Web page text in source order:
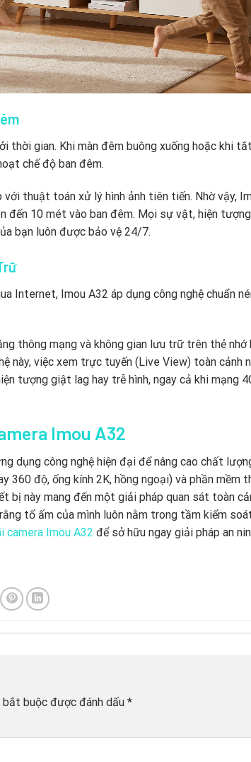
thời gian. Khi màn đêm buông xuống hoặc khi
chế độ ban đêm.
thuật toán xử lý hình ảnh tiên tiến. Nhờ vậy,
đến 10 mét vào ban đêm. Mọi sự vật, hiện
bạn luôn được bảo vệ 24/7.
Internet, Imou A32 áp dụng công nghệ chuẩn
thông mạng và không gian lưu trữ trên thẻ nhớ
này, việc xem trực tuyến (Live View) toàn cảnh
tượng giật lag hay trễ hình, ngay cả khi mạng
Imou A32
dụng công nghệ hiện đại để nâng cao chất
360 độ, ống kính 2K, hồng ngoại) và phần mềm
bị này mang đến một giải pháp quan sát toàn
tổ ấm của mình luôn nằm trong tầm kiểm
camera Imou A32 để sở hữu ngay giải pháp an
buộc được đánh dấu *